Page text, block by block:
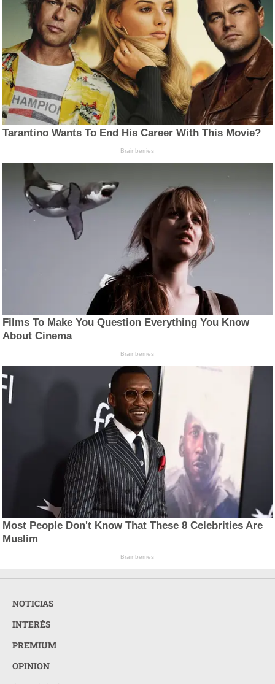
Tarantino Wants To End His Career With This Movie?
Brainberries
Films To Make You Question Everything You Know
About Cinema
Brainberries
Most People Don't Know That These 8 Celebrities Are
Muslim
Brainberries
NOTICIAS
INTERÉS
PREMIUM
OPINION